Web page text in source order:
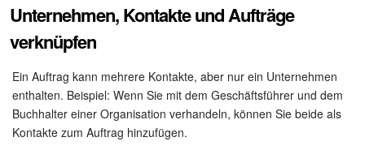
Unternehmen, Kontakte und Aufträge
verknüpfen
Ein Auftrag kann mehrere Kontakte, aber nur ein Unternehmen
enthalten. Beispiel: Wenn Sie mit dem Geschäftsführer und dem
Buchhalter einer Organisation verhandeln, können Sie beide als
Kontakte zum Auftrag hinzufügen.